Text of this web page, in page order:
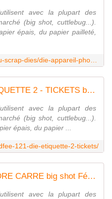
avec la plupart des
(big shot, cuttlebug...).
épais, du papier pailleté,
FDSDFEE-121 : DIE ETIQUETTE 2 - TICKETS big shot Fée du Scrap
avec la plupart des
(big shot, cuttlebug...).
épais, du papier ...
121-die-etiquette-2-tickets/
FDSDFEE-115 : DIE CADRE CARRE big shot Fée du Scrap
avec la plupart des